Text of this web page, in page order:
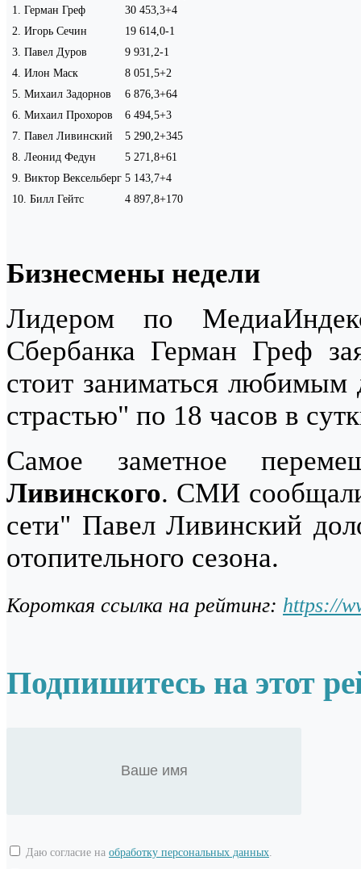
1 Герман Греф 30 453,3+4
2 Игорь Сечин 19 614,0-1
3 Павел Дуров 9 931,2-1
4 Илон Маск 8 051,5+2
5 Михаил Задорнов 6 876,3+64
6 Михаил Прохоров 6 494,5+3
7 Павел Ливинский 5 290,2+345
8 Леонид Федун 5 271,8+61
9 Виктор Вексельберг 5 143,7+4
10 Билл Гейтс 4 897,8+170
Бизнесмены недели
Лидером по
Сбербанка Герман Греф
стоит заниматься
страстью" по 18 часов в
Самое заметное
Ливинского. СМИ
сети" Павел Ливинский
отопительного сезона.
Короткая ссылка на рейтинг: https://
Подпишитесь на этот
Даю согласие на обработку персональных данных